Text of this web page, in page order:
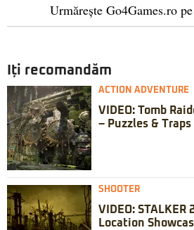
Urmărește Go4Games.ro pe
Iți recomandăm
ACTION ADVENTURE
VIDEO: Tomb
– Puzzles & Traps
SHOOTER
VIDEO: STALKER
Location